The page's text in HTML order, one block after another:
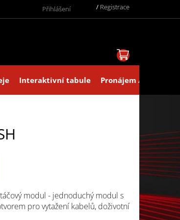
Přihlášení / Registrace
Interaktivní tabule Pronájem AV
modul - jednoduchý modul s
pro vytažení kabelů, doživotní